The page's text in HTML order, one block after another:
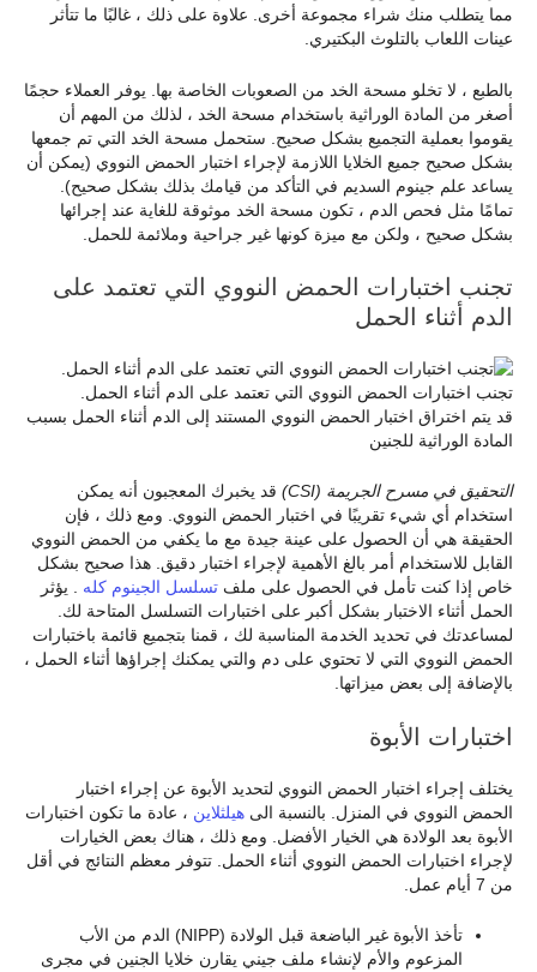
مما يتطلب منك شراء مجموعة أخرى. علاوة على ذلك ، غالبًا ما تتأثر
عينات اللعاب بالتلوث البكتيري.
بالطبع ، لا تخلو مسحة الخد من الصعوبات الخاصة بها. يوفر العملاء حجمًا
أصغر من المادة الوراثية باستخدام مسحة الخد ، لذلك من المهم أن
يقوموا بعملية التجميع بشكل صحيح. ستحمل مسحة الخد التي تم جمعها
بشكل صحيح جميع الخلايا اللازمة لإجراء اختبار الحمض النووي (يمكن أن
يساعد علم جينوم السديم في التأكد من قيامك بذلك بشكل صحيح).
تمامًا مثل فحص الدم ، تكون مسحة الخد موثوقة للغاية عند إجرائها
بشكل صحيح ، ولكن مع ميزة كونها غير جراحية وملائمة للحمل.
تجنب اختبارات الحمض النووي التي تعتمد على
الدم أثناء الحمل
تجنب اختبارات الحمض النووي التي تعتمد على الدم أثناء الحمل.
قد يتم اختراق اختبار الحمض النووي المستند إلى الدم أثناء الحمل بسبب
المادة الوراثية للجنين
التحقيق في مسرح الجريمة (CSI)
قد يخبرك المعجبون أنه يمكن
استخدام أي شيء تقريبًا في اختبار الحمض النووي. ومع ذلك ، فإن
الحقيقة هي أن الحصول على عينة جيدة مع ما يكفي من الحمض النووي
القابل للاستخدام أمر بالغ الأهمية لإجراء اختبار دقيق. هذا صحيح بشكل
خاص إذا كنت تأمل في الحصول على ملف تسلسل الجينوم كله . يؤثر
الحمل أثناء الاختبار بشكل أكبر على اختبارات التسلسل المتاحة لك.
لمساعدتك في تحديد الخدمة المناسبة لك ، قمنا بتجميع قائمة باختبارات
الحمض النووي التي لا تحتوي على دم والتي يمكنك إجراؤها أثناء الحمل ،
بالإضافة إلى بعض ميزاتها.
اختبارات الأبوة
يختلف إجراء اختبار الحمض النووي لتحديد الأبوة عن إجراء اختبار
الحمض النووي في المنزل. بالنسبة الى هيلثلاين ، عادة ما تكون اختبارات
الأبوة بعد الولادة هي الخيار الأفضل. ومع ذلك ، هناك بعض الخيارات
لإجراء اختبارات الحمض النووي أثناء الحمل. تتوفر معظم النتائج في أقل
من 7 أيام عمل.
تأخذ الأبوة غير الباضعة قبل الولادة (NIPP) الدم من الأب
المزعوم والأم لإنشاء ملف جيني يقارن خلايا الجنين في مجرى